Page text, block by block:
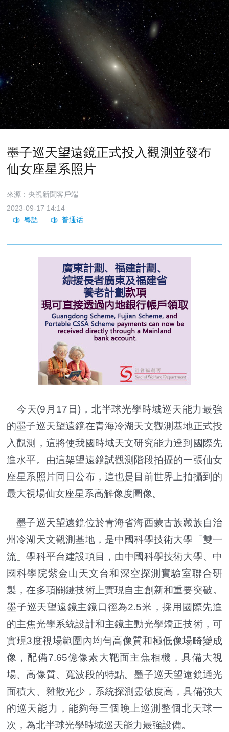
墨子巡天望遠鏡正式投入觀測並發布
仙女座星系照片
來源：央視新聞客戶端
2023-09-17 14:14
今天(9月17日)，北半球光學時域巡天能力最強
的墨子巡天望遠鏡在青海冷湖天文觀測基地正式投
入觀測，這將使我國時域天文研究能力達到國際先
進水平。由這架望遠鏡試觀測階段拍攝的一張仙女
座星系照片同日公布，這也是目前世界上拍攝到的
最大視場仙女座星系高解像度圖像。
墨子巡天望遠鏡位於青海省海西蒙古族藏族自治
州冷湖天文觀測基地，是中國科學技術大學「雙一
流」學科平台建設項目，由中國科學技術大學、中
國科學院紫金山天文台和深空探測實驗室聯合研
製，在多項關鍵技術上實現自主創新和重要突破。
墨子巡天望遠鏡主鏡口徑為2.5米，採用國際先進
的主焦光學系統設計和主鏡主動光學矯正技術，可
實現3度視場範圍內均勻高像質和極低像場畸變成
像，配備7.65億像素大靶面主焦相機，具備大視
場、高像質、寬波段的特點。墨子巡天望遠鏡通光
面積大、雜散光少，系統探測靈敏度高，具備強大
的巡天能力，能夠每三個晚上巡測整個北天球一
次，為北半球光學時域巡天能力最強設備。